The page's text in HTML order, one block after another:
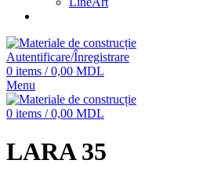
Autentificare/Înregistrare
0 items / 0,00 MDL
Menu
0 items / 0,00 MDL
LARA 35